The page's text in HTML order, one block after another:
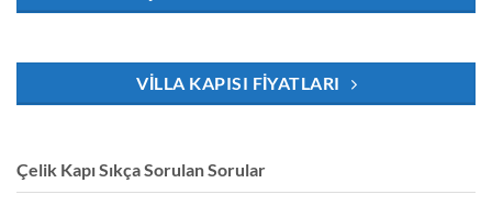
VILLA KAPISI FIYATLARI
Çelik Kapı Sıkça Sorulan Sorular